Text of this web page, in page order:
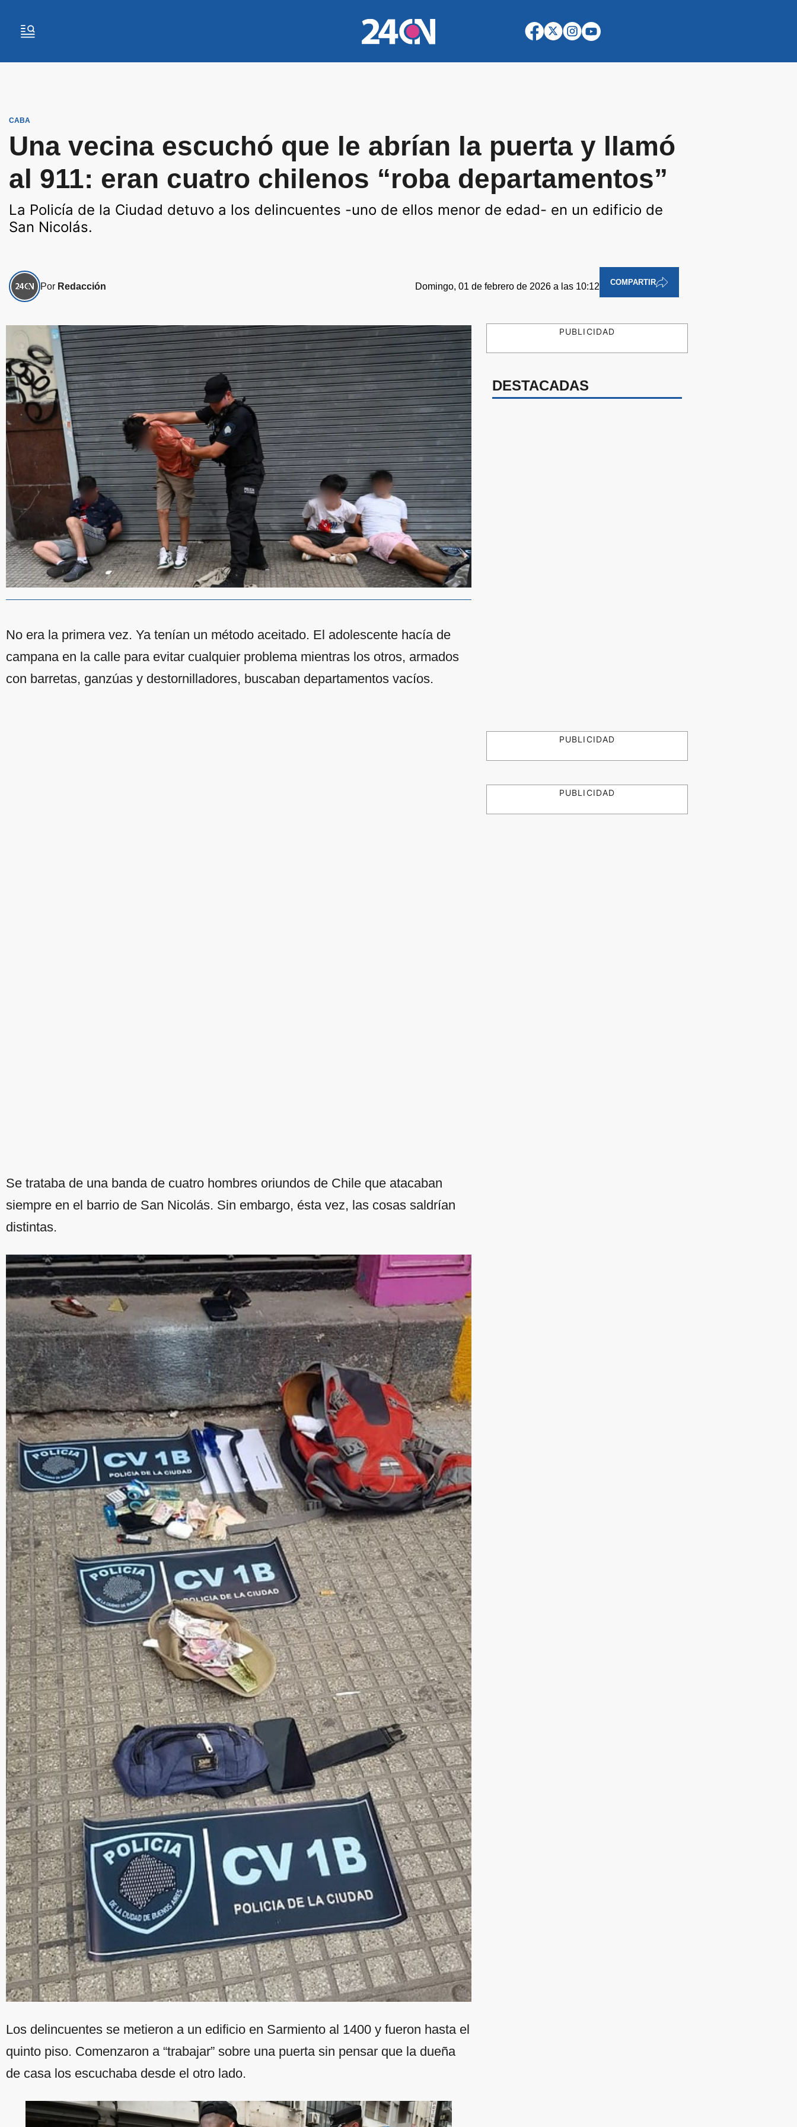
CABA
Una vecina escuchó que le abrían la puerta y llamó
al 911: eran cuatro chilenos “roba departamentos”
La Policía de la Ciudad detuvo a los delincuentes -uno de ellos menor de edad- en un edificio de
San Nicolás.
Por Redacción Domingo, 01 de febrero de 2026 a las 10:12 COMPARTIR
No era la primera vez. Ya tenían un método aceitado. El adolescente hacía de
campana en la calle para evitar cualquier problema mientras los otros, armados
con barretas, ganzúas y destornilladores, buscaban departamentos vacíos.
Se trataba de una banda de cuatro hombres oriundos de Chile que atacaban
siempre en el barrio de San Nicolás. Sin embargo, ésta vez, las cosas saldrían
distintas.
Los delincuentes se metieron a un edificio en Sarmiento al 1400 y fueron hasta el
quinto piso. Comenzaron a “trabajar” sobre una puerta sin pensar que la dueña
de casa los escuchaba desde el otro lado.
PUBLICIDAD
DESTACADAS
PUBLICIDAD
PUBLICIDAD